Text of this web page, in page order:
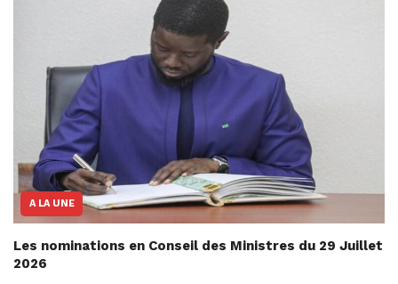
A LA UNE
Les nominations en Conseil des Ministres du 29 Juillet
2026